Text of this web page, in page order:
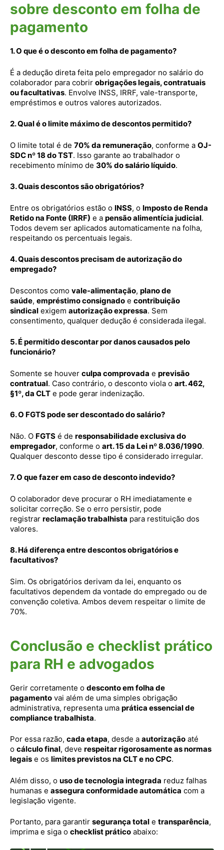
sobre desconto em folha de
pagamento
1. O que é o desconto em folha de pagamento?
É a dedução direta feita pelo empregador no salário do
colaborador para cobrir obrigações legais, contratuais
ou facultativas. Envolve INSS, IRRF, vale-transporte,
empréstimos e outros valores autorizados.
2. Qual é o limite máximo de descontos permitido?
O limite total é de 70% da remuneração, conforme a OJ-
SDC nº 18 do TST. Isso garante ao trabalhador o
recebimento mínimo de 30% do salário líquido.
3. Quais descontos são obrigatórios?
Entre os obrigatórios estão o INSS, o Imposto de Renda
Retido na Fonte (IRRF) e a pensão alimentícia judicial.
Todos devem ser aplicados automaticamente na folha,
respeitando os percentuais legais.
4. Quais descontos precisam de autorização do
empregado?
Descontos como vale-alimentação, plano de
saúde, empréstimo consignado e contribuição
sindical exigem autorização expressa. Sem
consentimento, qualquer dedução é considerada ilegal.
5. É permitido descontar por danos causados pelo
funcionário?
Somente se houver culpa comprovada e previsão
contratual. Caso contrário, o desconto viola o art. 462,
§1º, da CLT e pode gerar indenização.
6. O FGTS pode ser descontado do salário?
Não. O FGTS é de responsabilidade exclusiva do
empregador, conforme o art. 15 da Lei nº 8.036/1990.
Qualquer desconto desse tipo é considerado irregular.
7. O que fazer em caso de desconto indevido?
O colaborador deve procurar o RH imediatamente e
solicitar correção. Se o erro persistir, pode
registrar reclamação trabalhista para restituição dos
valores.
8. Há diferença entre descontos obrigatórios e
facultativos?
Sim. Os obrigatórios derivam da lei, enquanto os
facultativos dependem da vontade do empregado ou de
convenção coletiva. Ambos devem respeitar o limite de
70%.
Conclusão e checklist prático
para RH e advogados
Gerir corretamente o desconto em folha de
pagamento vai além de uma simples obrigação
administrativa, representa uma prática essencial de
compliance trabalhista.
Por essa razão, cada etapa, desde a autorização até
o cálculo final, deve respeitar rigorosamente as normas
legais e os limites previstos na CLT e no CPC.
Além disso, o uso de tecnologia integrada reduz falhas
humanas e assegura conformidade automática com a
legislação vigente.
Portanto, para garantir segurança total e transparência,
imprima e siga o checklist prático abaixo: